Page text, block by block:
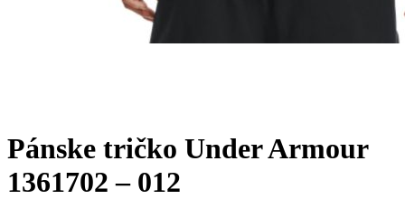
Pánske tričko Under Armour
1361702 – 012